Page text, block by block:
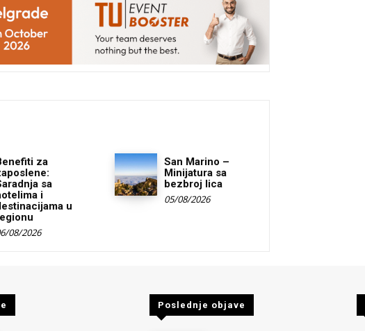
za
sa
i
u
08/2026
San Marino –
Minijatura sa
bezbroj lica
05/08/2026
Poslednje objave